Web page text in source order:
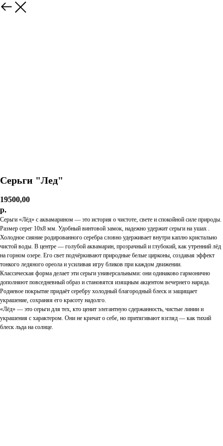
Серьги "Лед"
19500,00
р.
Серьги «Лёд» с аквамарином — это история о чистоте, свете и спокойной силе природы.
Размер серег 10х8 мм. Удобный винтовой замок, надежно удержит серьги на ушах .
Холодное сияние родированного серебра словно удерживает внутри каплю кристально
чистой воды. В центре — голубой аквамарин, прозрачный и глубокий, как утренний лёд
на горном озере. Его свет подчёркивают природные белые цирконы, создавая эффект
тонкого ледяного ореола и усиливая игру бликов при каждом движении.
Классическая форма делает эти серьги универсальными: они одинаково гармонично
дополняют повседневный образ и становятся изящным акцентом вечернего наряда.
Родиевое покрытие придаёт серебру холодный благородный блеск и защищает
украшение, сохраняя его красоту надолго.
«Лёд» — это серьги для тех, кто ценит элегантную сдержанность, чистые линии и
украшения с характером. Они не кричат о себе, но притягивают взгляд — как тихий
блеск льда на солнце.